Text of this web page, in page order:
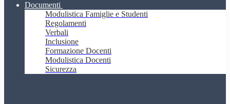
Documenti
Modulistica Famiglie e Studenti
Regolamenti
Verbali
Inclusione
Formazione Docenti
Modulistica Docenti
Sicurezza